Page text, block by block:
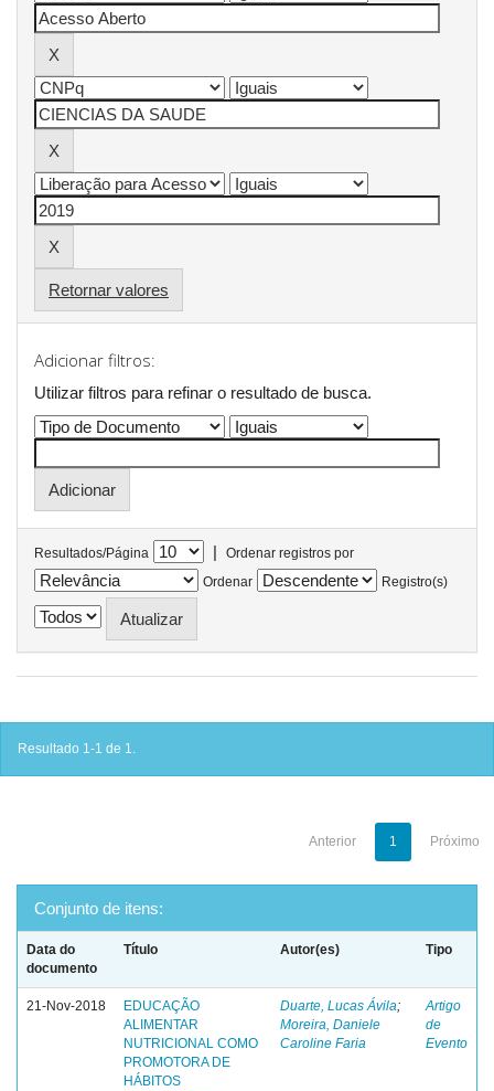
Retornar valores
Adicionar filtros:
Utilizar filtros para refinar o resultado de busca.
Resultados/Página |
Ordenar registros por
Ordenar
Registro(s)
Resultado 1-1 de 1.
Anterior 1 Próximo
Conjunto de itens:
Data do
documento
Título Autor(es) Tipo
21-Nov-2018
EDUCAÇÃO
ALIMENTAR
NUTRICIONAL COMO
PROMOTORA DE
HÁBITOS
Duarte, Lucas Ávila;
Moreira, Daniele
Caroline Faria
Artigo
de
Evento